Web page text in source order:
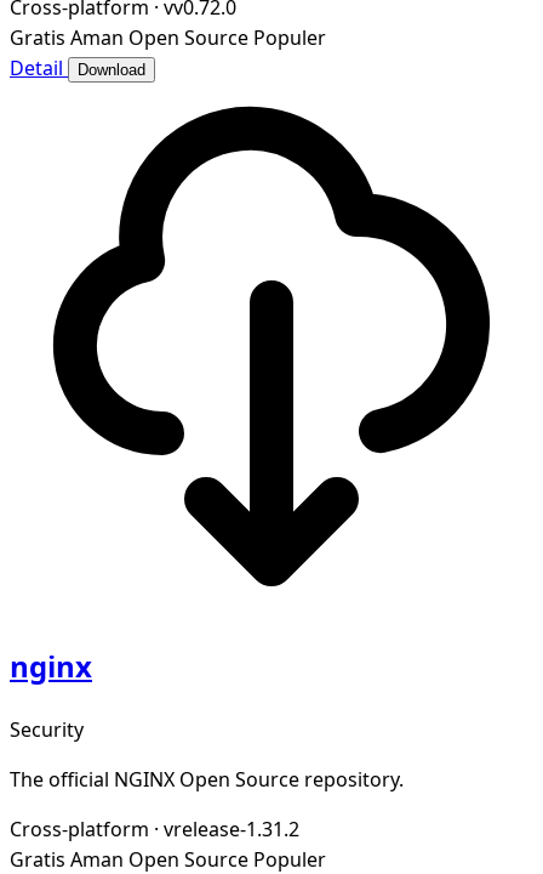
Cross-platform · vv0.72.0
Gratis Aman Open Source Populer
Detail
Download
nginx
Security
The official NGINX Open Source repository.
Cross-platform · vrelease-1.31.2
Gratis Aman Open Source Populer